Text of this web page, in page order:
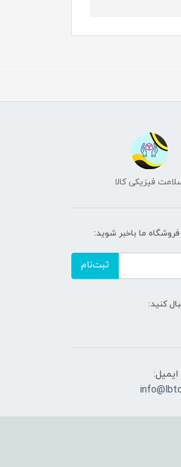
فیزیکی کالا
ما باخبر شوید:
ثبت‌نام
کنید: